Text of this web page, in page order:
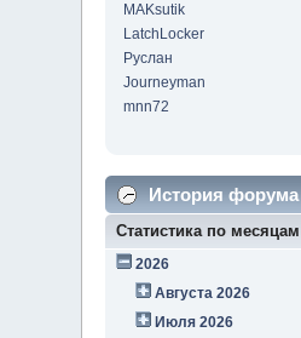
MAKsutik
LatchLocker
Руслан
Journeyman
mnn72
История форума
Статистика по месяцам
2026
Августа 2026
Июля 2026